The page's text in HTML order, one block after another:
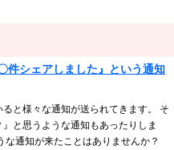
件シェアしました』という通知
と様々な通知が送られてきます。 そ
と思うような通知もあったりしま
な通知が来たことはありませんか？